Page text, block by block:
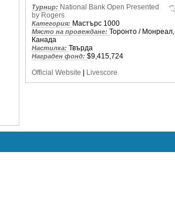
Турнир: National Bank Open Presented
by Rogers
Категория: Мастърс 1000
Място на провеждане: Торонто / Монреал,
Канада
Настилка: Твърда
Награден фонд: $9,415,724
Official Website
Livescore